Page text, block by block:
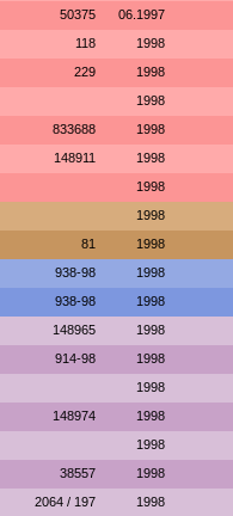
50375 06.1997
118 1998
229 1998
1998
833688 1998
148911 1998
1998
1998
81 1998
938-98 1998
938-98 1998
148965 1998
914-98 1998
1998
148974 1998
1998
38557 1998
2064 / 197 1998